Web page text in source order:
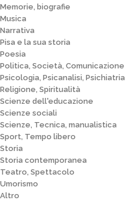
Memorie, biografie
Musica
Narrativa
Pisa e la sua storia
Poesia
Politica, Società, Comunicazione
Psicologia, Psicanalisi, Psichiatria
Religione, Spiritualità
Scienze dell'educazione
Scienze sociali
Scienze, Tecnica, manualistica
Sport, Tempo libero
Storia
Storia contemporanea
Teatro, Spettacolo
Umorismo
Altro